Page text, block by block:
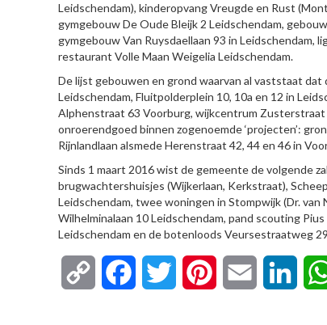
Leidschendam), kinderopvang Vreugde en Rust
gymgebouw De Oude Bleijk 2 Leidschendam,
gymgebouw Van Ruysdaellaan 93 in
restaurant Volle Maan Weigelia Leidschendam.
De lijst gebouwen en grond waarvan al vaststaat
Leidschendam, Fluitpolderplein 10, 10a en 12 in
Alphenstraat 63 Voorburg, wijkcentrum
onroerendgoed binnen zogenoemde ‘projecten’:
Rijnlandlaan alsmede Herenstraat 42, 44 en 46 in
Sinds 1 maart 2016 wist de gemeente de volgende
brugwachtershuisjes (Wijkerlaan, Kerkstraat),
Leidschendam, twee woningen in Stompwijk (Dr.
Wilhelminalaan 10 Leidschendam, pand scouting
Leidschendam en de botenloods Veursestraatweg
Copy FacebookTwitter Pinterest Email